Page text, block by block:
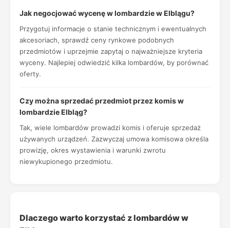
Jak negocjować wycenę w lombardzie w Elblągu?
Przygotuj informacje o stanie technicznym i ewentualnych
akcesoriach, sprawdź ceny rynkowe podobnych
przedmiotów i uprzejmie zapytaj o najważniejsze kryteria
wyceny. Najlepiej odwiedzić kilka lombardów, by porównać
oferty.
Czy można sprzedać przedmiot przez komis w
lombardzie Elbląg?
Tak, wiele lombardów prowadzi komis i oferuje sprzedaż
używanych urządzeń. Zazwyczaj umowa komisowa określa
prowizję, okres wystawienia i warunki zwrotu
niewykupionego przedmiotu.
Dlaczego warto korzystać z lombardów w